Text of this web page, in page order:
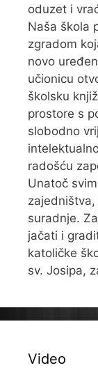
oduzet i
Naša škola
zgradom
novo
učionicu
školsku
prostore s
slobodno
radošću
Unatoč
suradnje.
jačati i
katoličke
sv. Josipa,
Video